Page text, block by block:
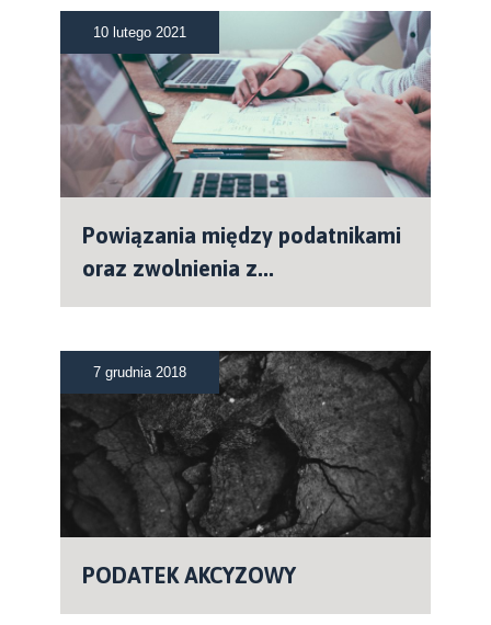
10 lutego 2021
Powiązania między podatnikami
oraz zwolnienia z...
7 grudnia 2018
PODATEK AKCYZOWY